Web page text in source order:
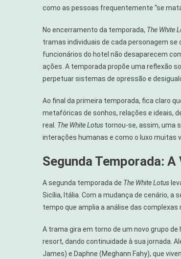
como as pessoas frequentemente “se
No encerramento da temporada, The White
tramas individuais de cada personagem
funcionários do hotel não desaparecem
ações. A temporada propõe uma reflexão
perpetuar sistemas de opressão e
Ao final da primeira temporada, fica claro
metafóricas de sonhos, relações e ideais,
real. The White Lotus tornou-se, assim, uma
interações humanas e como o luxo
Segunda Temporada:
A segunda temporada de The White Lotus
Sicília, Itália. Com a mudança de cenário,
tempo que amplia a análise das complexas
A trama gira em torno de um novo grupo
resort, dando continuidade à sua jornada.
James) e Daphne (Meghann Fahy), que